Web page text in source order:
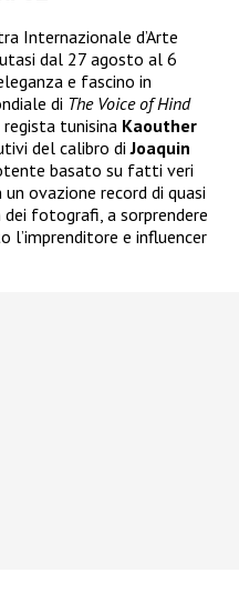
Internazionale d’Arte
dal 27 agosto al 6
e fascino in
di The Voice of Hind
tunisina Kaouther
del calibro diJoaquin
basato su fatti veri
ovazione record di quasi
fotografi, a sorprendere
l’imprenditore e influencer